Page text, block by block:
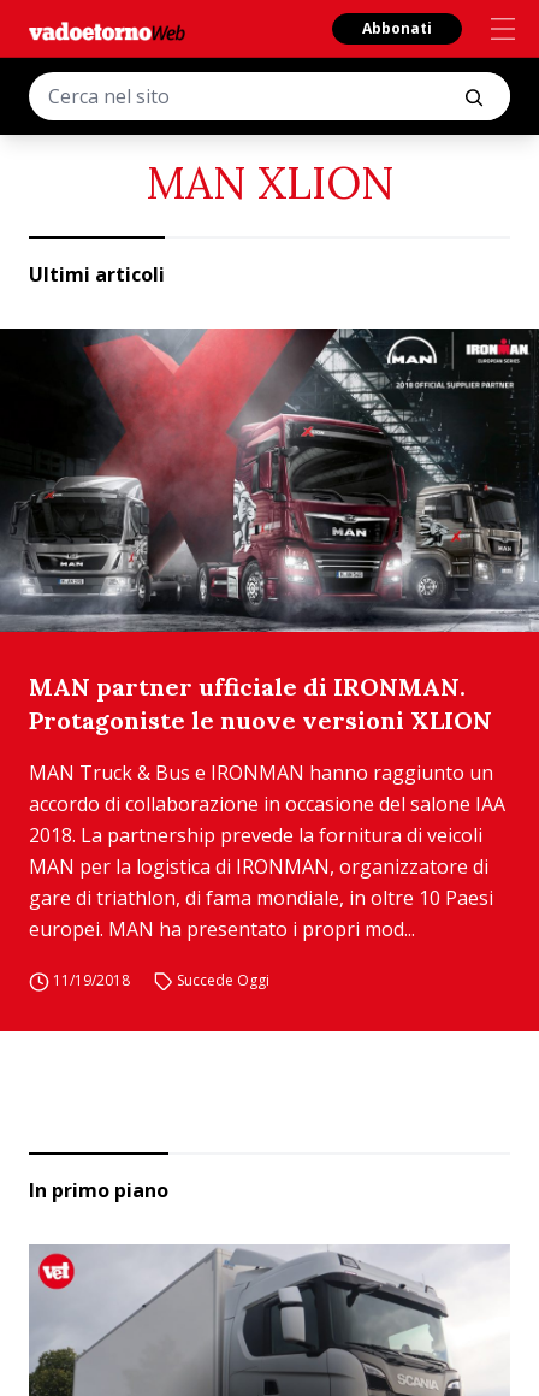
Abbonati
MAN XLION
Ultimi articoli
MAN partner ufficiale di IRONMAN.
Protagoniste le nuove versioni XLION
MAN Truck & Bus e IRONMAN hanno raggiunto un
accordo di collaborazione in occasione del salone IAA
2018. La partnership prevede la fornitura di veicoli
MAN per la logistica di IRONMAN, organizzatore di
gare di triathlon, di fama mondiale, in oltre 10 Paesi
europei. MAN ha presentato i propri mod...
11/19/2018 Succede Oggi
In primo piano